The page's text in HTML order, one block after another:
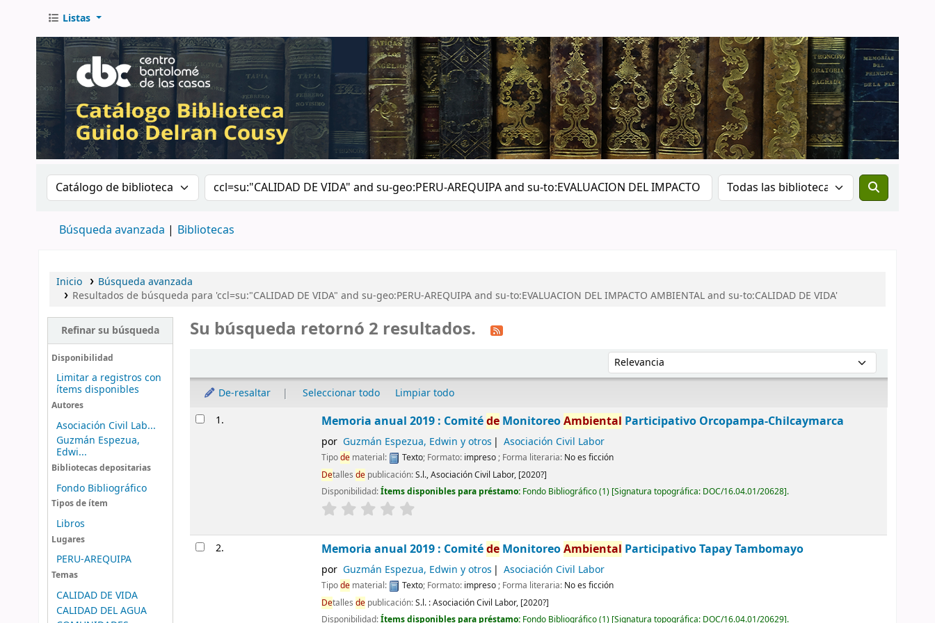
Listas
Buscar en el catálogo por:Buscar en el catálogo por palabra clave
Búsqueda avanzada Bibliotecas
Inicio
Búsqueda avanzada
Resultados de búsqueda para 'ccl=su:"CALIDAD DE VIDA" and su-geo:PERU-AREQUIPA and su-to:EVALUACION DEL IMPACTO AMBIENTAL and su-to:CALIDAD DE VIDA'
Refinar su búsqueda
Disponibilidad
Limitar a registros con
ítems disponibles
Autores
Asociación Civil Lab...
Guzmán Espezua,
Edwi...
Bibliotecas depositarias
Fondo Bibliográfico
Tipos de ítem
Libros
Lugares
PERU-AREQUIPA
Temas
CALIDAD DE VIDA
CALIDAD DEL AGUA
Su búsqueda retornó 2 resultados.
Ordenar por:
De-resaltar Seleccionar todo Limpiar todo
Resultados
1. Memoria anual 2019 : Comitéde MonitoreoAmbiental Participativo Orcopampa-Chilcaymarca
por Guzmán Espezua, Edwin y otros Asociación Civil Labor
Tipode material: Texto; Formato: impreso; Forma literaria: No es ficción
Detallesde publicación:S.l.,Asociación Civil Labor, [2020?]
Disponibilidad:Ítems disponibles para préstamo: Fondo Bibliográfico(1) Signatura topográfica: DOC/16.04.01/20628 .
2. Memoria anual 2019 : Comitéde MonitoreoAmbiental Participativo Tapay Tambomayo
por Guzmán Espezua, Edwin y otros Asociación Civil Labor
Tipode material: Texto; Formato: impreso; Forma literaria: No es ficción
Detallesde publicación:S.l. :Asociación Civil Labor, [2020?]
Disponibilidad:Ítems disponibles para préstamo: Fondo Bibliográfico(1) Signatura topográfica: DOC/16.04.01/20629 .